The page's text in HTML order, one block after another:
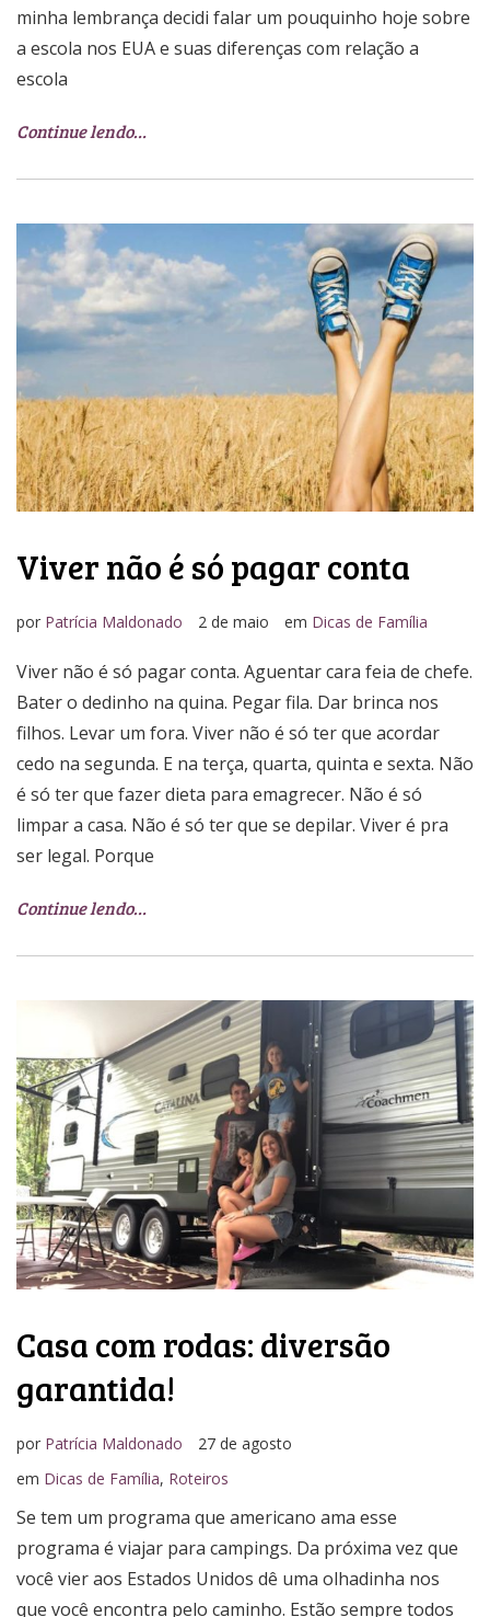
minha lembrança decidi falar um pouquinho hoje sobre
a escola nos EUA e suas diferenças com relação a
escola
Continue lendo…
Viver não é só pagar conta
por Patrícia Maldonado 2 de maio em Dicas de Família
Viver não é só pagar conta. Aguentar cara feia de chefe.
Bater o dedinho na quina. Pegar fila. Dar brinca nos
filhos. Levar um fora. Viver não é só ter que acordar
cedo na segunda. E na terça, quarta, quinta e sexta. Não
é só ter que fazer dieta para emagrecer. Não é só
limpar a casa. Não é só ter que se depilar. Viver é pra
ser legal. Porque
Continue lendo…
Casa com rodas: diversão
garantida!
por Patrícia Maldonado
27 de agosto
em Dicas de Família, Roteiros
Se tem um programa que americano ama esse
programa é viajar para campings. Da próxima vez que
você vier aos Estados Unidos dê uma olhadinha nos
que você encontra pelo caminho. Estão sempre todos